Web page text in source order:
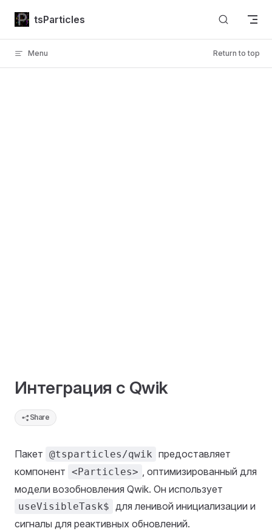
Skip to content
tsParticles
Menu Return to top
Интеграция с Qwik
Share
Пакет @tsparticles/qwik предоставляет
компонент <Particles>
, оптимизированный для
модели возобновления Qwik. Он использует
useVisibleTask$
для ленивой инициализации и
сигналы для реактивных обновлений.